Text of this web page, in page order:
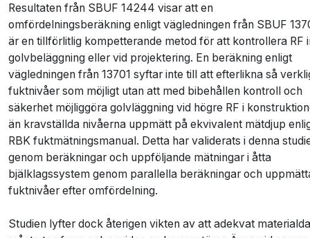
Resultaten från SBUF 14244 visar att en
omfördelningsberäkning enligt vägledningen från SBUF
är en tillförlitlig kompetterande metod för att kontrollera RF
golvbeläggning eller vid projektering. En beräkning enligt
vägledningen från 13701 syftar inte till att efterlikna så
fuktnivåer som möjligt utan att med bibehållen kontroll och
säkerhet möjliggöra golvläggning vid högre RF i
än kravställda nivåerna uppmätt på ekvivalent mätdjup
RBK fuktmätningsmanual. Detta har validerats i denna
genom beräkningar och uppföljande mätningar i åtta
bjälklagssystem genom parallella beräkningar och
fuktnivåer efter omfördelning.
Studien lyfter dock återigen vikten av att adekvat